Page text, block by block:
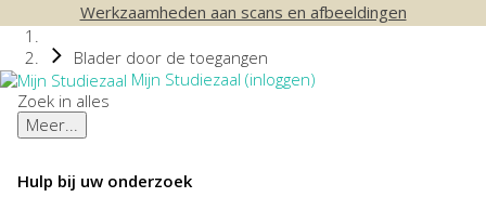
Werkzaamheden aan scans en afbeeldingen
Blader door de toegangen
Mijn Studiezaal (inloggen)
Zoek in alles
Meer...
Hulp bij uw onderzoek